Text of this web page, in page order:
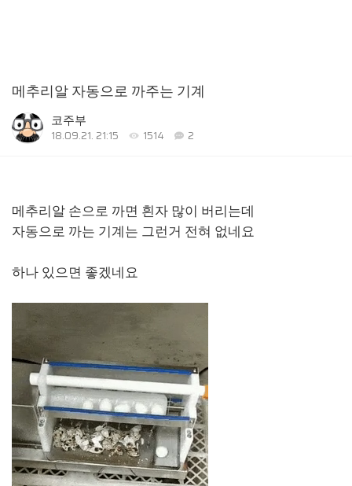
메추리알 자동으로 까주는 기계
코주부
18.09.21. 21:15 1514 2
메추리알 손으로 까면 흰자 많이 버리는데
자동으로 까는 기계는 그런거 전혀 없네요
하나 있으면 좋겠네요